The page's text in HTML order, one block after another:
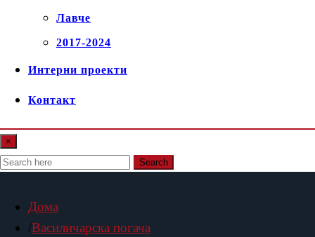
Лавче
2017-2024
Интерни проекти
Контакт
×
Search
Дома
Василичарска погача